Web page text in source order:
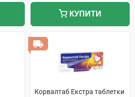
КУПИТИ
Корвалтаб Екстра таблетки